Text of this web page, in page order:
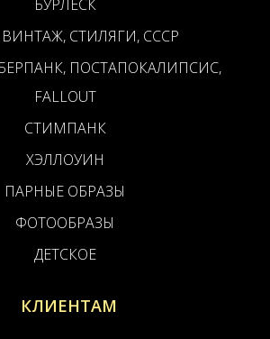
БУРЛЕСК
ВИНТАЖ, СТИЛЯГИ, СССР
ПОСТАПОКАЛИПСИС,
FALLOUT
СТИМПАНК
ХЭЛЛОУИН
ПАРНЫЕ ОБРАЗЫ
ФОТООБРАЗЫ
ДЕТСКОЕ
КЛИЕНТАМ